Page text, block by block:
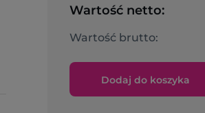
Wartość netto:
Wartość brutto:
Dodaj do koszyka